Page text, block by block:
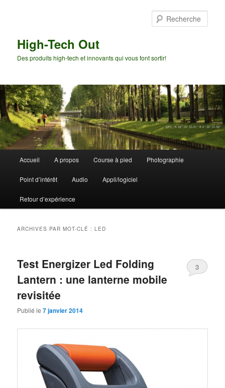
High-Tech Out
Des produits high-tech et innovants qui vous font sortir!
principal
Accueil A propos Course à pied Photographie
Point d’intérêt Audio Appli/logiciel
Retour d’expérience
ARCHIVES PAR MOT-CLÉ :LED
Test Energizer Led Folding
Lantern : une lanterne mobile
revisitée
Publié le7 janvier 2014
3